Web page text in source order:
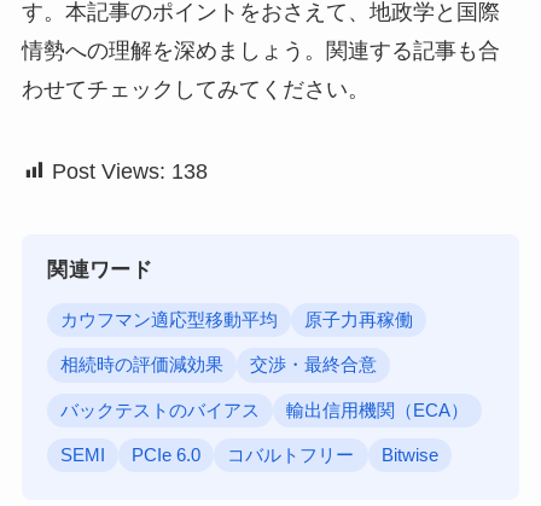
す。本記事のポイントをおさえて、地政学と国際
情勢への理解を深めましょう。関連する記事も合
わせてチェックしてみてください。
Post Views: 138
関連ワード
カウフマン適応型移動平均 原子力再稼働
相続時の評価減効果 交渉・最終合意
バックテストのバイアス 輸出信用機関（ECA）
SEMI PCIe 6.0 コバルトフリー Bitwise